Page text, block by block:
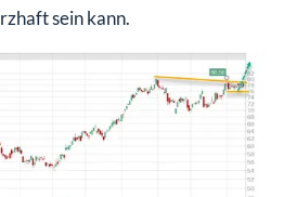
sein kann.